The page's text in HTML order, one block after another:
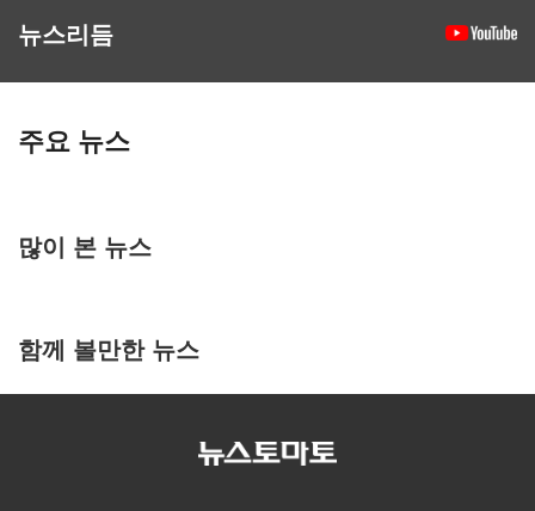
뉴스리듬
주요 뉴스
많이 본 뉴스
함께 볼만한 뉴스